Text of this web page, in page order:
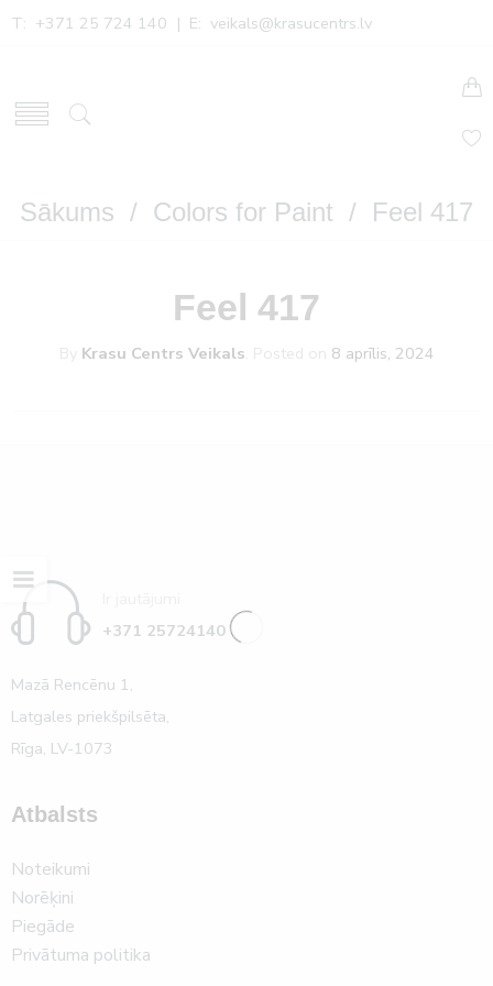
T: +371 25 724 140 | E: veikals@krasucentrs.lv
Sākums / Colors for Paint / Feel 417
Feel 417
By Krasu Centrs Veikals Posted on 8 aprīlis, 2024
+371 25724140
Mazā Rencēnu 1,
Latgales priekšpilsēta,
Rīga, LV-1073
Atbalsts
Noteikumi
Norēķini
Piegāde
Privātuma politika